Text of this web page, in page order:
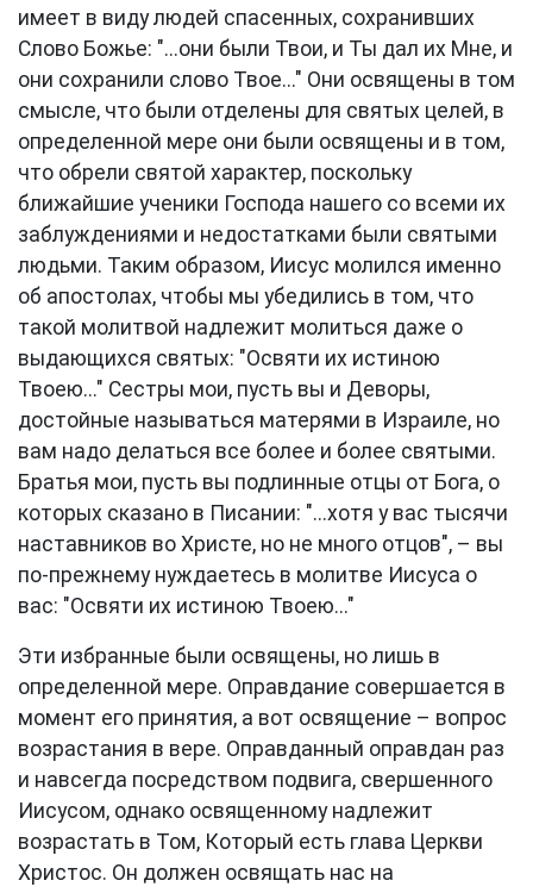
имеет в виду людей спасенных, сохранивших
Слово Божье: "...они были Твои, и Ты дал их Мне, и
они сохранили слово Твое..." Они освящены в том
смысле, что были отделены для святых целей, в
определенной мере они были освящены и в том,
что обрели святой характер, поскольку
ближайшие ученики Господа нашего со всеми их
заблуждениями и недостатками были святыми
людьми. Таким образом, Иисус молился именно
об апостолах, чтобы мы убедились в том, что
такой молитвой надлежит молиться даже о
выдающихся святых: "Освяти их истиною
Твоею..." Сестры мои, пусть вы и Деворы,
достойные называться матерями в Израиле, но
вам надо делаться все более и более святыми.
Братья мои, пусть вы подлинные отцы от Бога, о
которых сказано в Писании: "...хотя у вас тысячи
наставников во Христе, но не много отцов", – вы
по-прежнему нуждаетесь в молитве Иисуса о
вас: "Освяти их истиною Твоею..."
Эти избранные были освящены, но лишь в
определенной мере. Оправдание совершается в
момент его принятия, а вот освящение – вопрос
возрастания в вере. Оправданный оправдан раз
и навсегда посредством подвига, свершенного
Иисусом, однако освященному надлежит
возрастать в Том, Который есть глава Церкви
Христос. Он должен освящать нас на